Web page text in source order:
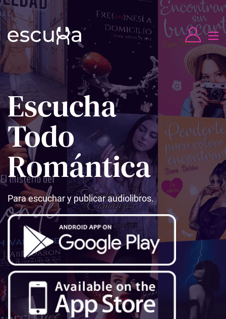
Escucha
Todo
Romántica
Para escuchar y publicar audiolibros.